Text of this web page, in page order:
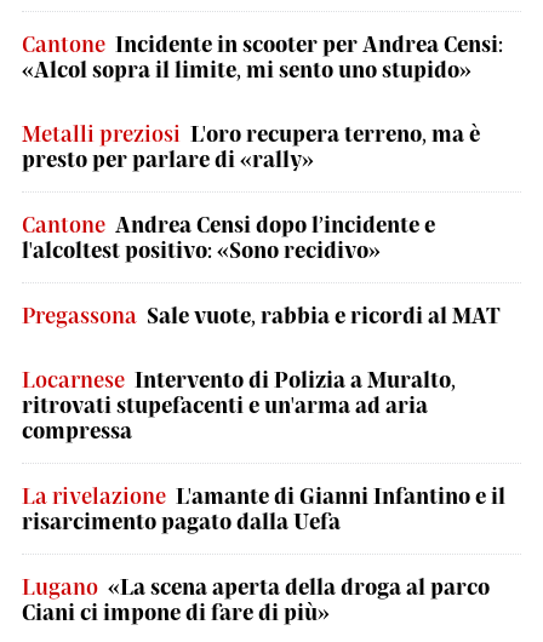
Cantone Incidente in scooter per Andrea Censi:
«Alcol sopra il limite, mi sento uno stupido»
Metalli preziosi L'oro recupera terreno, ma è
presto per parlare di «rally»
Cantone Andrea Censi dopo l’incidente e
l'alcoltest positivo: «Sono recidivo»
Pregassona Sale vuote, rabbia e ricordi al MAT
Locarnese Intervento di Polizia a Muralto,
ritrovati stupefacenti e un'arma ad aria
compressa
La rivelazione L'amante di Gianni Infantino e il
risarcimento pagato dalla Uefa
Lugano «La scena aperta della droga al parco
Ciani ci impone di fare di più»